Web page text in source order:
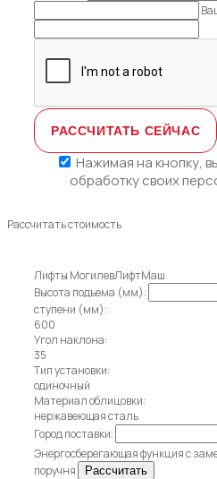
Нажимая на кнопку,
обработку своих
Рассчитать стоимость
Лифты МогилевЛифтМаш
Высота подъема (мм):
ступени (мм):
600
Угол наклона:
35
Тип установки:
одиночный
Материал облицовки:
нержавеющая сталь
Город поставки:
Энергосберегающая функция с
поручня